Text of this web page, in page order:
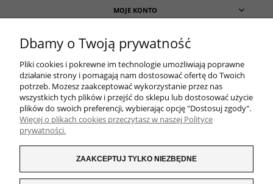
MOJE KONTO
PŁATNOŚCI I DOSTAWA
O NAS
Dbamy o Twoją prywatność
Pliki cookies i pokrewne im technologie umożliwiają poprawne
działanie strony i pomagają nam dostosować ofertę do Twoich
potrzeb. Możesz zaakceptować wykorzystanie przez nas
wszystkich tych plików i przejść do sklepu lub dostosować użycie
plików do swoich preferencji, wybierając opcję "Dostosuj zgody".
Więcej o plikach cookies przeczytasz w naszej Polityce
prywatności.
ZAAKCEPTUJ TYLKO NIEZBĘDNE